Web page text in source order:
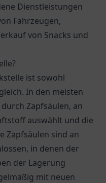
Dienstleistungen
Fahrzeugen,
von Snacks und
ist sowohl
In den meisten
Zapfsäulen, an
auswählt und die
Zapfsäulen sind an
in denen der
der Lagerung
mit neuen